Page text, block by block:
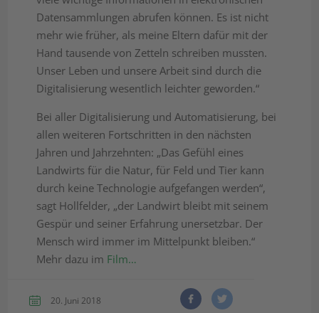
Datensammlungen abrufen können. Es ist nicht
mehr wie früher, als meine Eltern dafür mit der
Hand tausende von Zetteln schreiben mussten.
Unser Leben und unsere Arbeit sind durch die
Digitalisierung wesentlich leichter geworden.“
Bei aller Digitalisierung und Automatisierung, bei
allen weiteren Fortschritten in den nächsten
Jahren und Jahrzehnten: „Das Gefühl eines
Landwirts für die Natur, für Feld und Tier kann
durch keine Technologie aufgefangen werden“,
sagt Hollfelder, „der Landwirt bleibt mit seinem
Gespür und seiner Erfahrung unersetzbar. Der
Mensch wird immer im Mittelpunkt bleiben.“
Mehr dazu im Film…
20. Juni 2018